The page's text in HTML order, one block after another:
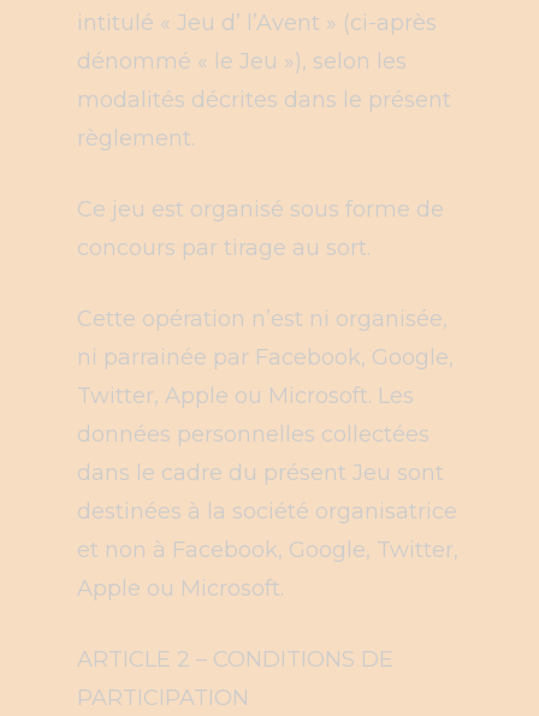
intitulé « Jeu d’ l’Avent » (ci-après
dénommé « le Jeu »), selon les
modalités décrites dans le présent
règlement.
Ce jeu est organisé sous forme de
concours par tirage au sort.
Cette opération n’est ni organisée,
ni parrainée par Facebook, Google,
Twitter, Apple ou Microsoft. Les
données personnelles collectées
dans le cadre du présent Jeu sont
destinées à la société organisatrice
et non à Facebook, Google, Twitter,
Apple ou Microsoft.
ARTICLE 2 – CONDITIONS DE
PARTICIPATION